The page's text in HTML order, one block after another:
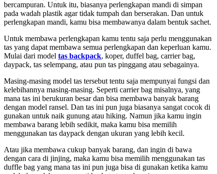
bercampuran. Untuk itu, biasanya perlengkapan mandi di simpan
pada wadah plastik agar tidak tumpah dan berserakan. Dan untuk
perlengkapan mandi, kamu bisa membawanya dalam bentuk sachet.
Untuk membawa perlengkapan kamu tentu saja perlu menggunakan
tas yang dapat membawa semua perlengkapan dan keperluan kamu.
Mulai dari model tas backpack, koper, duffel bag, carrier bag,
daypack, tas selempang, atau pun tas pinggang atau sebagainya.
Masing-masing model tas tersebut tentu saja mempunyai fungsi dan
kelebihannya masing-masing. Seperti carrier bag misalnya, yang
mana tas ini berukuran besar dan bisa membawa banyak barang
dengan model ransel. Dan tas ini pun juga biasanya sangat cocok di
gunakan untuk naik gunung atau hiking. Namun jika kamu ingin
membawa barang lebih sedikit, maka kamu bisa memilih
menggunakan tas daypack dengan ukuran yang lebih kecil.
Atau jika membawa cukup banyak barang, dan ingin di bawa
dengan cara di jinjing, maka kamu bisa memilih menggunakan tas
duffle bag yang mana tas ini pun juga bisa di gunakan ketika kamu